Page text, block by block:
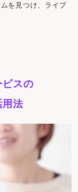
を見つけ、ライブ
スの
用法